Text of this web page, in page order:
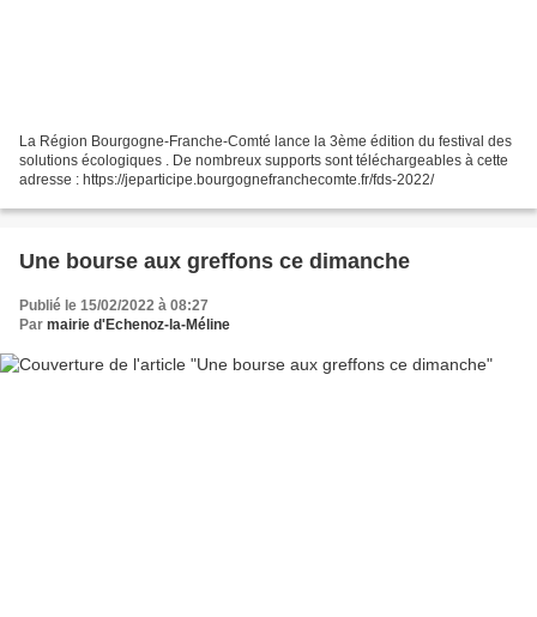
La Région Bourgogne-Franche-Comté lance la 3ème édition du festival des
solutions écologiques . De nombreux supports sont téléchargeables à cette
adresse : https://jeparticipe.bourgognefranchecomte.fr/fds-2022/
Une bourse aux greffons ce dimanche
Publié le 15/02/2022 à 08:27
Par mairie d'Echenoz-la-Méline